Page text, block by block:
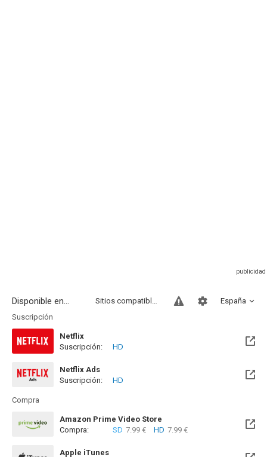
Disponible en... España
Sitios compatibles
Suscripción
Netflix
Suscripción:
HD
Netflix Ads
Suscripción:
HD
Compra
Amazon Prime Video Store
Compra:
SD 7.99 € HD 7.99 €
Apple iTunes